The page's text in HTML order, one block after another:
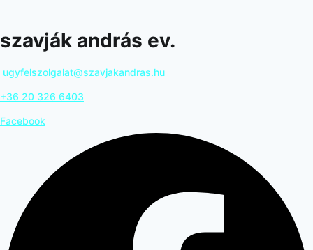
szavják andrás ev.
ugyfelszolgalat@szavjakandras.hu
+36 20 326 6403
Facebook